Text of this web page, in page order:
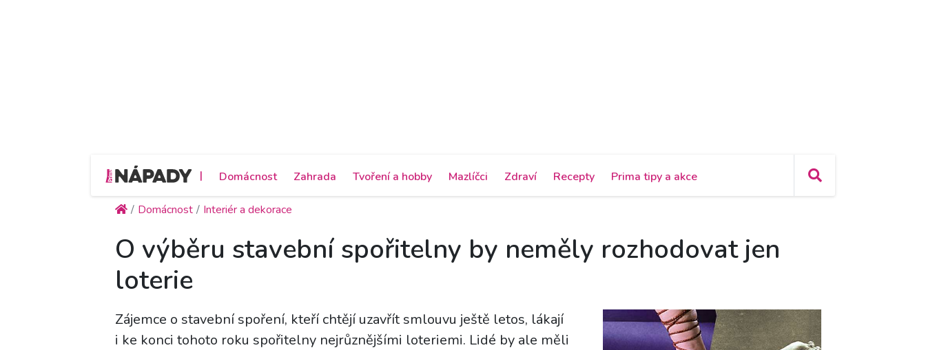
| Domácnost Zahrada Tvoření a hobby Mazlíčci Zdraví Recepty Prima tipy a akce
Domácnost Interiér a dekorace
O výběru stavební spořitelny by neměly rozhodovat jen
loterie
Zájemce o stavební spoření, kteří chtějí uzavřít smlouvu ještě letos, lákají
i ke konci tohoto roku spořitelny nejrůznějšími loteriemi. Lidé by ale měli